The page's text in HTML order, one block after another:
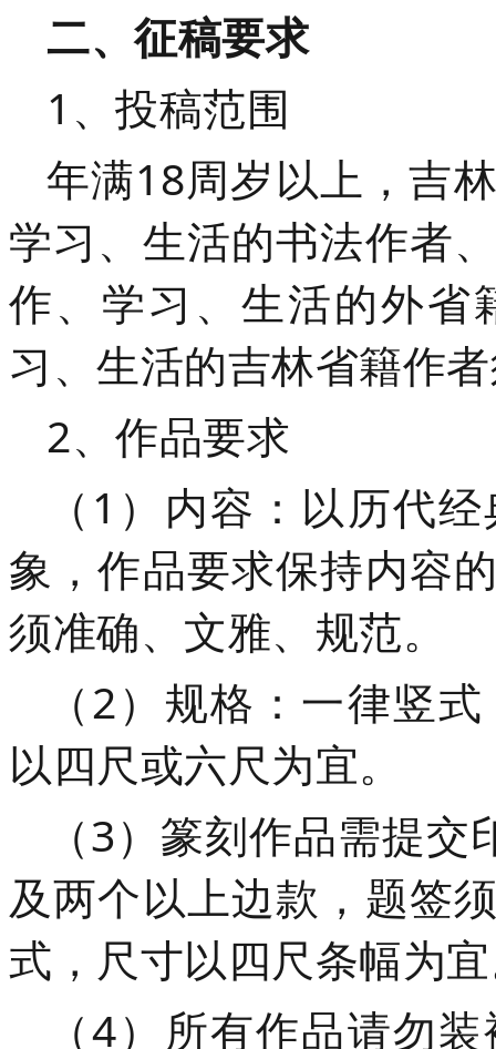
二、征稿要求
1、投稿范围
年满18周岁以上，吉
学习、生活的书法作者
作、学习、生活的外省
习、生活的吉林省籍作
2、作品要求
（1）内容：以历代
象，作品要求保持内容
须准确、文雅、规范。
（2）规格：一律竖
以四尺或六尺为宜。
（3） 篆刻作品需提
及两个以上边款，题签
式，尺寸以四尺条幅为
（4） 所有作品请勿